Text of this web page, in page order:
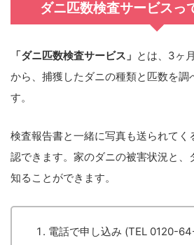
ダニ匹数検査サービスっ
「ダニ匹数検査サービス」 とは、3ヶ
から、捕獲したダニの種類と匹数を調
す。
検査報告書と一緒に写真も送られてく
認できます。家のダニの被害状況と、
知ることができます。
電話で申し込み (TEL 0120-